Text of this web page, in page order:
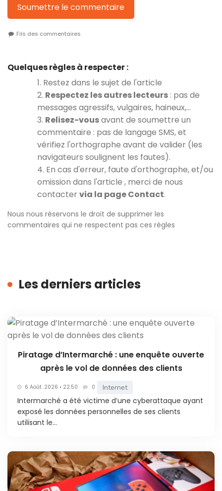
Soumettre le commentaire
Fils des commentaires
Quelques règles à respecter :
1. Restez dans le sujet de l'article
2. Respectez les autres lecteurs : pas de
messages agressifs, vulgaires, haineux,…
3. Relisez-vousavant de soumettre un
commentaire : pas de langage SMS, et
vérifiez l'orthographe avant de valider (les
navigateurs soulignent les fautes).
4. En cas d'erreur, faute d'orthographe, et/ou
omission dans l'article , merci de nous
contacter via la page Contact.
Nous nous réservons le droit de supprimer les
commentaires qui ne respectent pas ces règles
Les derniers articles
Piratage d’Intermarché : une enquête ouverte
après le vol de données des clients
6 Août. 2026 • 22:50 0 Internet
Intermarché a été victime d’une cyberattaque ayant
exposé les données personnelles de ses clients
utilisant le...